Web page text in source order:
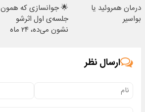
درمان همروئید یا
بواسیر
🌟 جوانسازی که همون
جلسه‌ی اول اثرشو
نشون می‌ده، ۲۴ ماه
ارسال نظر